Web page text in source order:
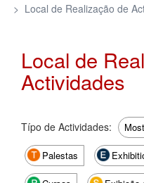
> Local de Realização de
Local de
Actividades
Típo de Actividades:
Palestas